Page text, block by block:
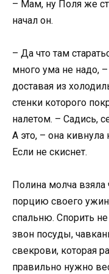
– Мам, ну Поля же
начал он.
– Да что там
много ума не надо,
доставая из
стенки которого
налетом. – Садись,
А это, – она кивнула
Если не скиснет.
Полина молча
порцию своего
спальню. Спорить
звон посуды,
свекрови, которая
правильно нужно